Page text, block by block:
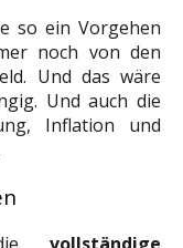
so ein Vorgehen
noch von den
Und das wäre
Und auch die
Inflation und
vollständige